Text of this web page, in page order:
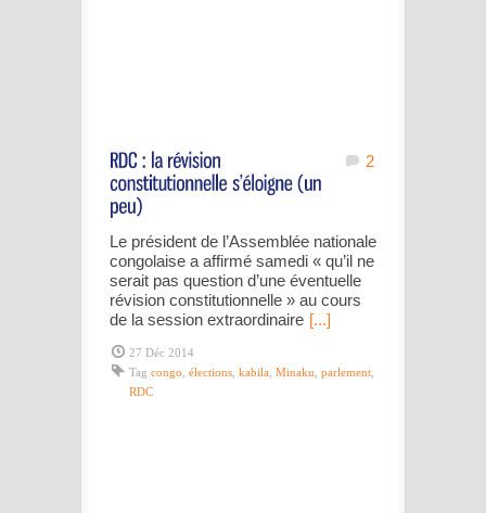
2
Le président de l’Assemblée nationale
congolaise a affirmé samedi « qu’il ne
serait pas question d’une éventuelle
révision constitutionnelle » au cours
de la session extraordinaire [...]
27 Déc 2014
Tag congo, élections, kabila, Minaku, parlement,
RDC